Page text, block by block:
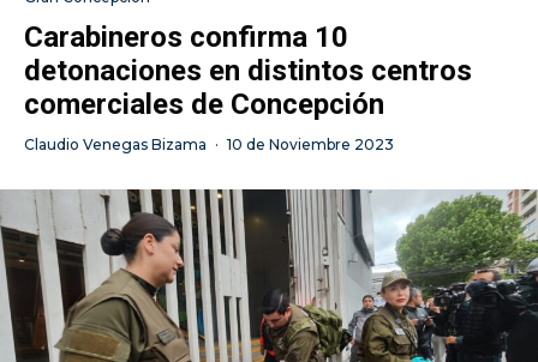
Carabineros confirma 10
detonaciones en distintos centros
comerciales de Concepción
Claudio Venegas Bizama · 10 de Noviembre 2023